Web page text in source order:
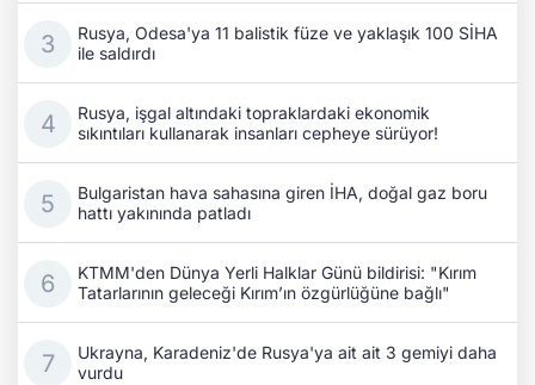
Rusya, Odesa'ya 11 balistik füze ve yaklaşık 100 SİHA
ile saldırdı
Rusya, işgal altındaki topraklardaki ekonomik
sıkıntıları kullanarak insanları cepheye sürüyor!
Bulgaristan hava sahasına giren İHA, doğal gaz boru
hattı yakınında patladı
KTMM'den Dünya Yerli Halklar Günü bildirisi: "Kırım
Tatarlarının geleceği Kırım’ın özgürlüğüne bağlı"
Ukrayna, Karadeniz'de Rusya'ya ait ait 3 gemiyi daha
vurdu